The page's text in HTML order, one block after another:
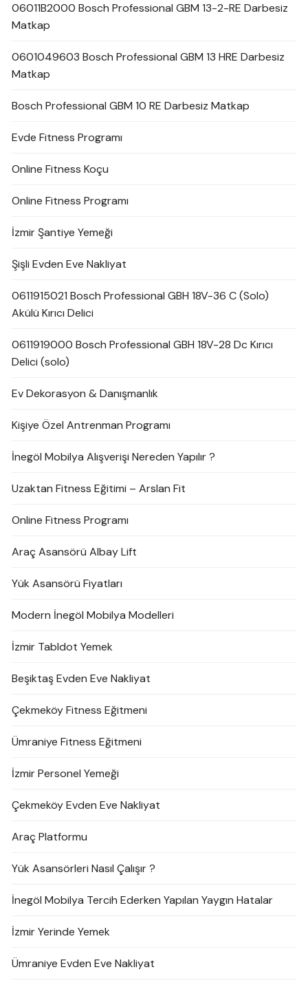
06011B2000 Bosch Professional GBM 13-2-RE Darbesiz
Matkap
0601049603 Bosch Professional GBM 13 HRE Darbesiz
Matkap
Bosch Professional GBM 10 RE Darbesiz Matkap
Evde Fitness Programı
Online Fitness Koçu
Online Fitness Programı
İzmir Şantiye Yemeği
Şişli Evden Eve Nakliyat
0611915021 Bosch Professional GBH 18V-36 C (Solo)
Akülü Kırıcı Delici
0611919000 Bosch Professional GBH 18V-28 Dc Kırıcı
Delici (solo)
Ev Dekorasyon & Danışmanlık
Kişiye Özel Antrenman Programı
İnegöl Mobilya Alışverişi Nereden Yapılır ?
Uzaktan Fitness Eğitimi – Arslan Fit
Online Fitness Programı
Araç Asansörü Albay Lift
Yük Asansörü Fiyatları
Modern İnegöl Mobilya Modelleri
İzmir Tabldot Yemek
Beşiktaş Evden Eve Nakliyat
Çekmeköy Fitness Eğitmeni
Ümraniye Fitness Eğitmeni
İzmir Personel Yemeği
Çekmeköy Evden Eve Nakliyat
Araç Platformu
Yük Asansörleri Nasıl Çalışır ?
İnegöl Mobilya Tercih Ederken Yapılan Yaygın Hatalar
İzmir Yerinde Yemek
Ümraniye Evden Eve Nakliyat